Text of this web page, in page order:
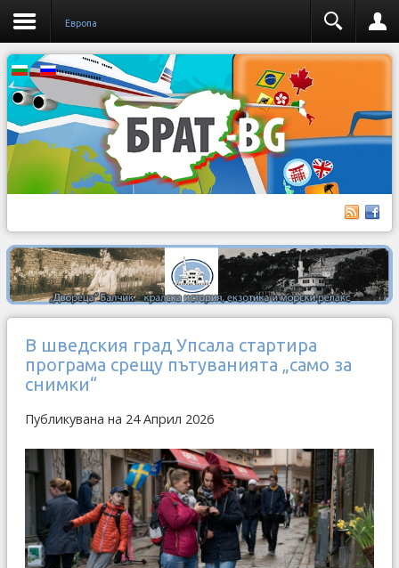
Европа
В шведския град Упсала стартира
програма срещу пътуванията „само за
снимки“
Публикувана на 24 Април 2026